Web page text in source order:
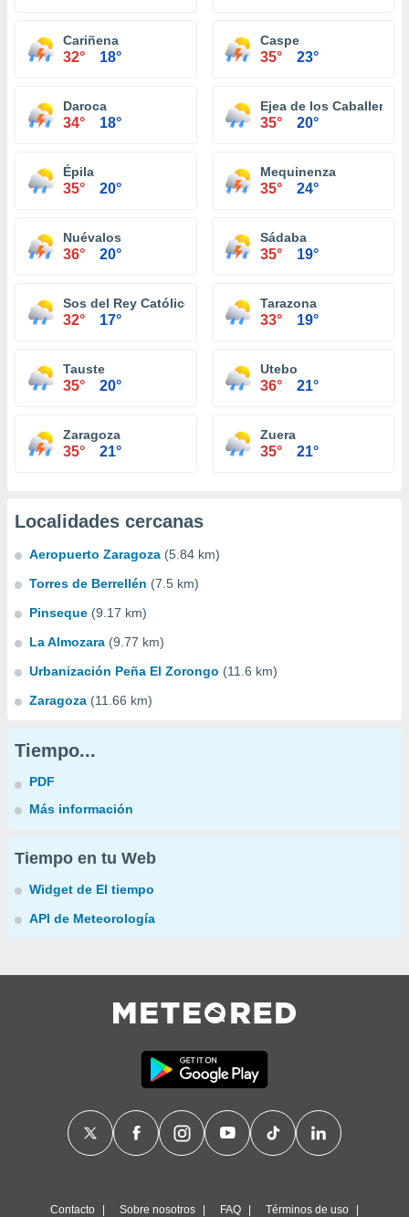
Cariñena
32° 18°
Caspe
35° 23°
Daroca
34° 18°
Ejea de los Caballeros
35° 20°
Épila
35° 20°
Mequinenza
35° 24°
Nuévalos
36° 20°
Sádaba
35° 19°
Sos del Rey Católico
32° 17°
Tarazona
33° 19°
Tauste
35° 20°
Utebo
36° 21°
Zaragoza
35° 21°
Zuera
35° 21°
Localidades cercanas
Aeropuerto Zaragoza (5.84 km)
Torres de Berrellén (7.5 km)
Pinseque (9.17 km)
La Almozara (9.77 km)
Urbanización Peña El Zorongo (11.6 km)
Zaragoza (11.66 km)
Tiempo...
PDF
Más información
Tiempo en tu Web
Widget de El tiempo
API de Meteorología
Contacto Sobre nosotros FAQ Términos de uso